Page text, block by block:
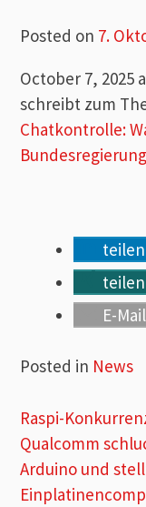
Posted on 7.
October 7, 2025
schreibt zum
Chatkontrolle:
teilen
teilen
E-Mail
Posted in News
Raspi-
Qualcomm
Arduino und